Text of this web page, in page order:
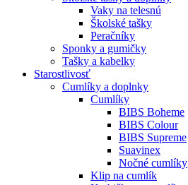
Vaky na telesnú
Školské tašky
Peračníky
Sponky a gumičky
Tašky a kabelky
Starostlivosť
Cumlíky a doplnky
Cumlíky
BIBS Boheme
BIBS Colour
BIBS Supreme
Suavinex
Nočné cumlíky
Klip na cumlík